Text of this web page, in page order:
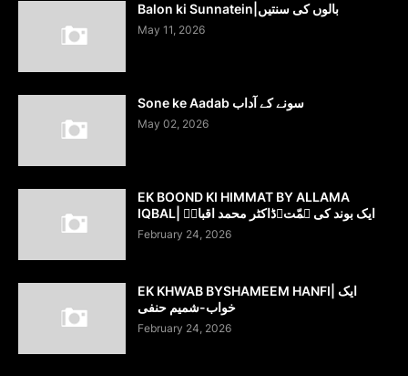
Balon ki Sunnatein|بالوں کی سنتیں
May 11, 2026
Sone ke Aadab سونے کے آداب
May 02, 2026
EK BOOND KI HIMMAT BY ALLAMA
IQBAL| ایک بوند کی ہمّت۔ڈاکٹر محمد اقبالؔ
February 24, 2026
EK KHWAB BYSHAMEEM HANFI| ایک
خواب-شمیم حنفی
February 24, 2026